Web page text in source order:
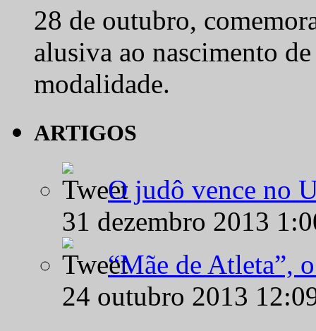
28 de outubro,
alusiva ao nascimento
modalidade.
ARTIGOS
O judô vence no
31 dezembro 2013
“Mãe de Atleta”,
24 outubro 2013